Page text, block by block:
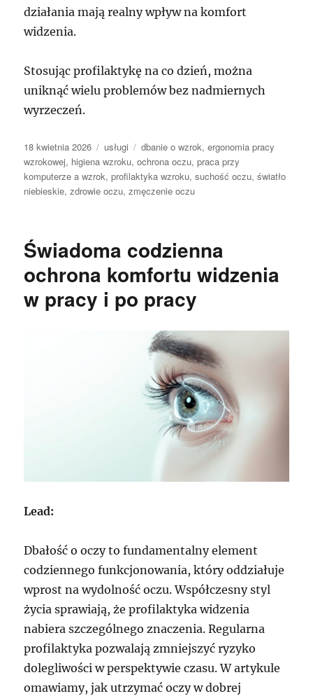
działania mają realny wpływ na komfort
widzenia.
Stosując profilaktykę na co dzień, można
uniknąć wielu problemów bez nadmiernych
wyrzeczeń.
Data
publikacji
18 kwietnia 2026 Kategorie
usługi Tagi
dbanie o wzrok,ergonomia pracy
wzrokowej, higiena wzroku,ochrona oczu,praca przy
komputerze a wzrok,profilaktyka wzroku,suchość oczu,światło
niebieskie,zdrowie oczu,zmęczenie oczu
Świadoma codzienna
ochrona komfortu widzenia
w pracy i po pracy
Lead:
Dbałość o oczy to fundamentalny element
codziennego funkcjonowania, który oddziałuje
wprost na wydolność oczu. Współczesny styl
życia sprawiają, że profilaktyka widzenia
nabiera szczególnego znaczenia. Regularna
profilaktyka pozwalają zmniejszyć ryzyko
dolegliwości w perspektywie czasu. W artykule
omawiamy, jak utrzymać oczy w dobrej